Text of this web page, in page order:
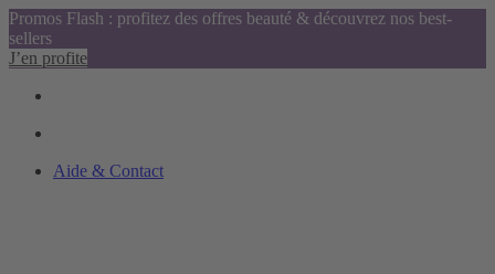
Promos Flash : profitez des offres beauté & découvrez nos best-
sellers
J’en profite
Aide & Contact